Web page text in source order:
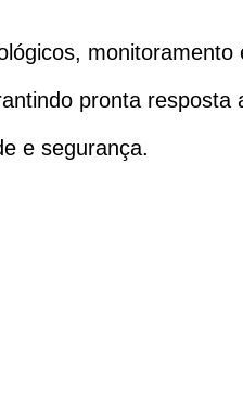
pronta
e segurança.